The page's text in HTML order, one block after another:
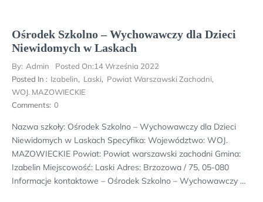
Ośrodek Szkolno – Wychowawczy dla Dzieci
Niewidomych w Laskach
By: Admin Posted On:14 Września 2022
Posted In : Izabelin, Laski, Powiat Warszawski Zachodni,
WOJ. MAZOWIECKIE
Comments: 0
Nazwa szkoły: Ośrodek Szkolno – Wychowawczy dla Dzieci
Niewidomych w Laskach Specyfika: Województwo: WOJ.
MAZOWIECKIE Powiat: Powiat warszawski zachodni Gmina:
Izabelin Miejscowość: Laski Adres: Brzozowa / 75, 05-080
Informacje kontaktowe – Ośrodek Szkolno – Wychowawczy …